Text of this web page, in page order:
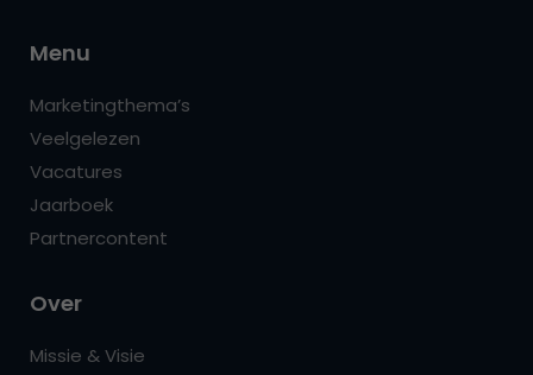
Menu
Marketingthema’s
Veelgelezen
Vacatures
Jaarboek
Partnercontent
Over
Missie & Visie